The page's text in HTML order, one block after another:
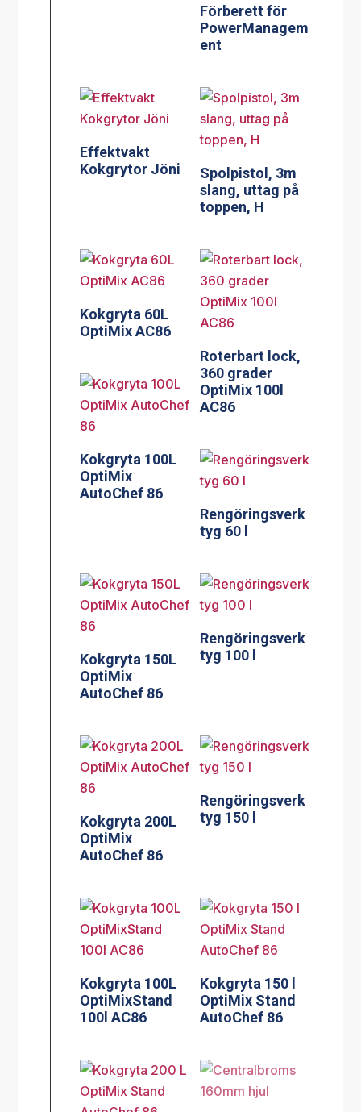
Förberett för
PowerManagem
ent
Effektvakt
Kokgrytor Jöni
Spolpistol, 3m
slang, uttag på
toppen, H
Kokgryta 60L
OptiMix AC86
Roterbart lock,
360 grader
OptiMix 100l
AC86
Kokgryta 100L
OptiMix
AutoChef 86
Rengöringsverk
tyg 60 l
Kokgryta 150L
OptiMix
AutoChef 86
Rengöringsverk
tyg 100 l
Kokgryta 200L
OptiMix
AutoChef 86
Rengöringsverk
tyg 150 l
Kokgryta 100L
OptiMixStand
100l AC86
Kokgryta 150 l
OptiMix Stand
AutoChef 86